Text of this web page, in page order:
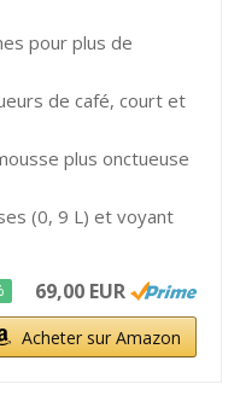
pour plus de
de café, court et
plus onctueuse
(0, 9 L) et voyant
69,00 EUR
Acheter sur Amazon